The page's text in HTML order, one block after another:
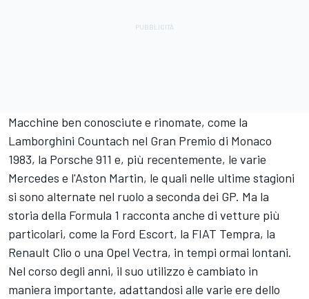
Macchine ben conosciute e rinomate, come la
Lamborghini Countach nel Gran Premio di Monaco
1983, la Porsche 911 e, più recentemente, le varie
Mercedes e l'Aston Martin, le quali nelle ultime stagioni
si sono alternate nel ruolo a seconda dei GP. Ma la
storia della Formula 1 racconta anche di vetture più
particolari, come la Ford Escort, la FIAT Tempra, la
Renault Clio o una Opel Vectra, in tempi ormai lontani.
Nel corso degli anni, il suo utilizzo è cambiato in
maniera importante, adattandosi alle varie ere dello